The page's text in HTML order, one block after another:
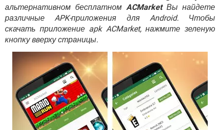
GOOGLE
YANDEX
альтернативном бесплатном ACMarketВы найдете
различные APK-приложения для Android. Чтобы
скачать приложение apk ACMarket, нажмите зеленую
кнопку вверху страницы.